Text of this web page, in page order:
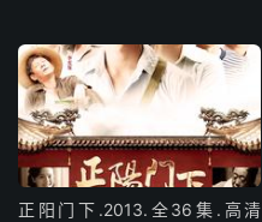
正阳门下.2013.全36集.高清